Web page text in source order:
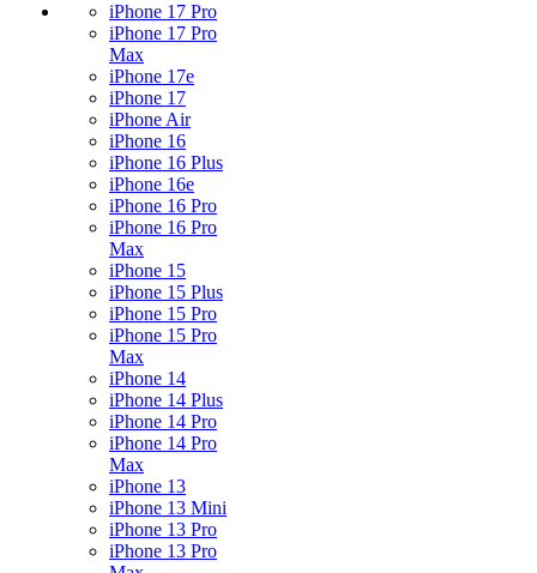
iPhone 17 Pro
iPhone 17 Pro
Max
iPhone 17e
iPhone 17
iPhone Air
iPhone 16
iPhone 16 Plus
iPhone 16e
iPhone 16 Pro
iPhone 16 Pro
Max
iPhone 15
iPhone 15 Plus
iPhone 15 Pro
iPhone 15 Pro
Max
iPhone 14
iPhone 14 Plus
iPhone 14 Pro
iPhone 14 Pro
Max
iPhone 13
iPhone 13 Mini
iPhone 13 Pro
iPhone 13 Pro